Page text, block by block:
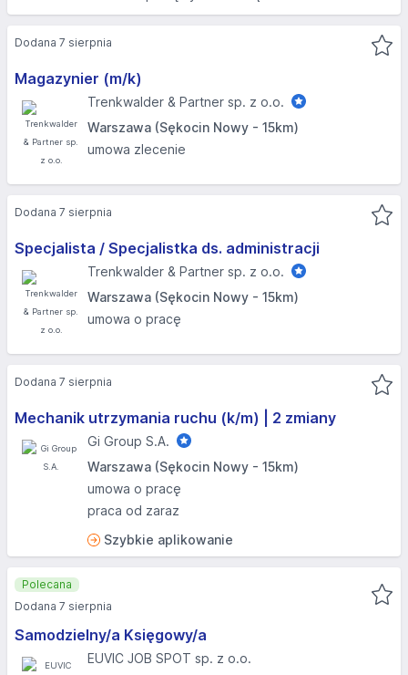
Magazynier (m/k)
Trenkwalder & Partner sp. z o.o.
Warszawa (Sękocin Nowy - 15km)
umowa zlecenie
Dodana 7 sierpnia
Specjalista / Specjalistka ds. administracji
Trenkwalder & Partner sp. z o.o.
Warszawa (Sękocin Nowy - 15km)
umowa o pracę
Dodana 7 sierpnia
Mechanik utrzymania ruchu (k/m) | 2 zmiany
Gi Group S.A.
Warszawa (Sękocin Nowy - 15km)
umowa o pracę
praca od zaraz
Szybkie aplikowanie
Dodana 7 sierpnia
Samodzielny/a Księgowy/a
EUVIC JOB SPOT sp. z o.o.
Polecana
Dodana 7 sierpnia